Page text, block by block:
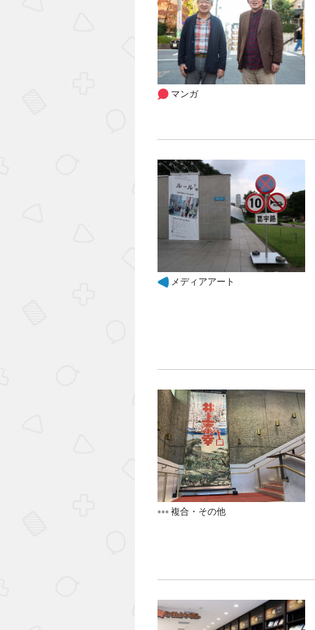
マンガ
メディアアート
複合・その他